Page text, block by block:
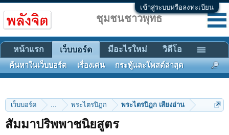
เข้าสู่ระบบหรือลงทะเบียน
เว็บบอร์ด ... พระไตรปิฎก พระไตรปิฎก เสียงอ่าน
สัมมาปริพพาชนิยสูตร
ชุมชนชาวพุทธ
หน้าแรก เว็บบอร์ด
ค้นหาในเว็บบอร์ด เรื่องเด่น กระทู้และโพสต์ล่าสุด
มีอะไรใหม่ วิดีโอ